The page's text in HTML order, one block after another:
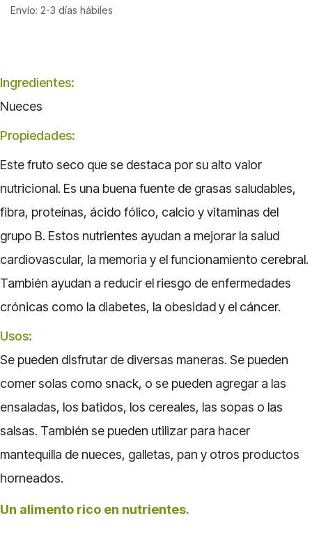
Envío: 2-3 días hábiles
Ingredientes:
Nueces
Propiedades:
Estefruto seco que se destaca por su alto valor
nutricional. Es una buena fuente de grasas saludables,
fibra, proteínas, ácido fólico, calcio y vitaminas del
grupo B. Estos nutrientes ayudan a mejorar la salud
cardiovascular, la memoria y el funcionamiento cerebral.
También ayudan a reducir el riesgo de enfermedades
crónicas como la diabetes, la obesidad y el cáncer.
Usos:
Se pueden disfrutar de diversas maneras. Se pueden
comer solas como snack, o se pueden agregar a las
ensaladas, los batidos, los cereales, las sopas o las
salsas. También se pueden utilizar para hacer
mantequilla de nueces, galletas, pan y otros productos
horneados.
Un alimento rico en nutrientes.